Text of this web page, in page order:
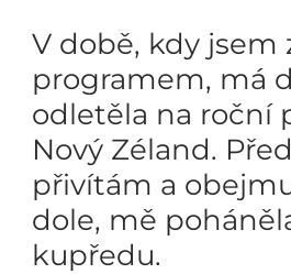
V době, kdy jsem
programem, má
odletěla na roční
Nový Zéland.
přivítám a
dole, mě
kupředu.